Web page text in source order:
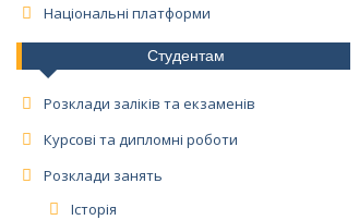
Національні платформи
Студентам
Розклади заліків та екзаменів
Курсові та дипломні роботи
Розклади занять
Історія